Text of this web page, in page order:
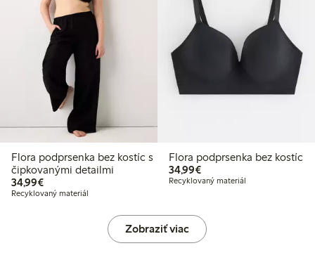
Flora podprsenka bez kostíc s
čipkovanými detailmi
34,99€34,99 €
Recyklovaný materiál
Flora podprsenka bez kostíc
34,99€34,99 €
Recyklovaný materiál
Zobraziť viac